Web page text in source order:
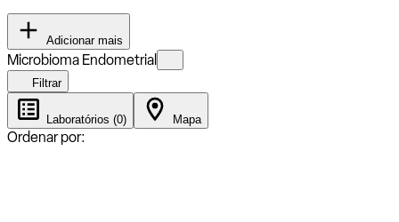
Adicionar mais
Microbioma Endometrial
Filtrar
Laboratórios (0) Mapa
Ordenar por: